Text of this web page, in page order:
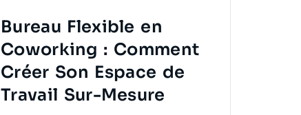
Bureau Flexible en
Coworking : Comment
Créer Son Espace de
Travail Sur-Mesure